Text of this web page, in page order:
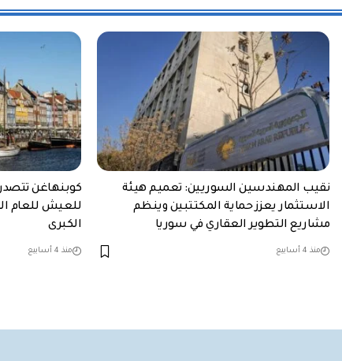
نقيب المهندسين السوريين: تعميم هيئة
الاستثمار يعزز حماية المكتتبين وينظم
مشاريع التطوير العقاري في سوريا
منذ 4 أسابيع
كوبنهاغن
للعيش للعام
الكبرى
منذ 4 أسابيع